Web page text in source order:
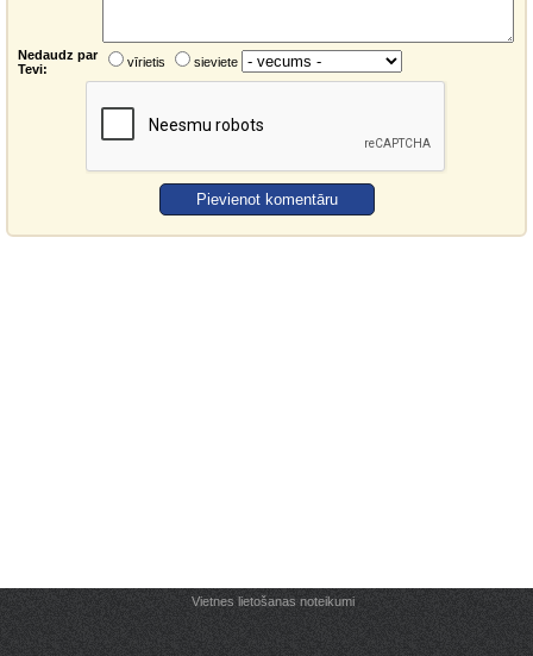
Nedaudz par
Tevi:
vīrietis sieviete
Vietnes lietošanas noteikumi